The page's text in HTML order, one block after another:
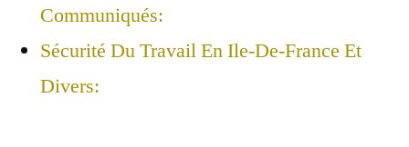
Communiqués:
Sécurité Du Travail En Ile-De-France Et
Divers: